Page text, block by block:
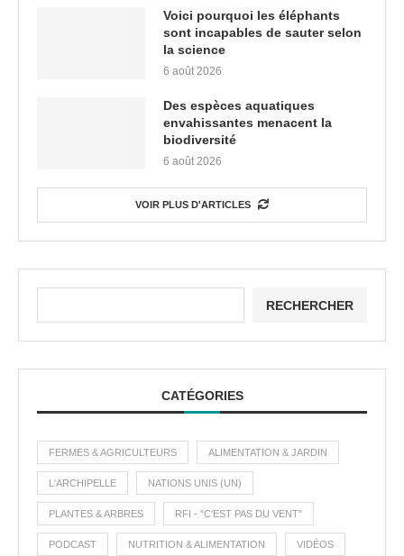
Voici pourquoi les éléphants
sont incapables de sauter selon
la science
6 août 2026
Des espèces aquatiques
envahissantes menacent la
biodiversité
6 août 2026
VOIR PLUS D'ARTICLES
RECHERCHER
CATÉGORIES
FERMES & AGRICULTEURS ALIMENTATION & JARDIN
L'ARCHIPELLE NATIONS UNIS (UN)
PLANTES & ARBRES RFI - "C'EST PAS DU VENT"
PODCAST NUTRITION & ALIMENTATION VIDÉOS